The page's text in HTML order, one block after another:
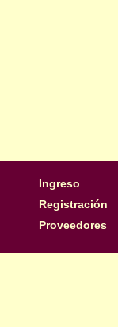
Ingreso
Registración
Proveedores